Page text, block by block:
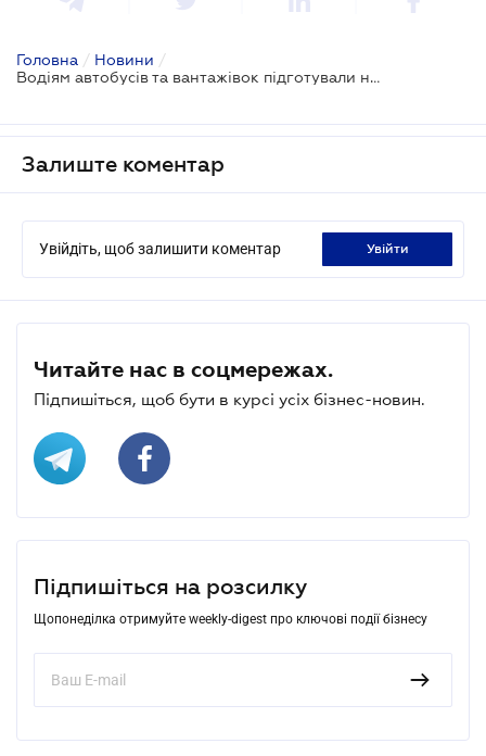
Головна / Новини /
Водіям автобусів та вантажівок підготували нові правила робочого часу
Залиште коментар
Увійдіть, щоб залишити коментар увійти
Читайте нас в соцмережах.
Підпишіться, щоб бути в курсі усіх бізнес-новин.
Підпишіться на розсилку
Щопонеділка отримуйте weekly-digest про ключові події бізнесу